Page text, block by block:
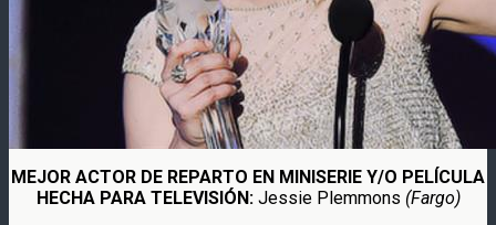
MEJOR ACTOR DE REPARTO EN MINISERIE Y/O PELÍCULA
HECHA PARA TELEVISIÓN: Jessie Plemmons (Fargo)